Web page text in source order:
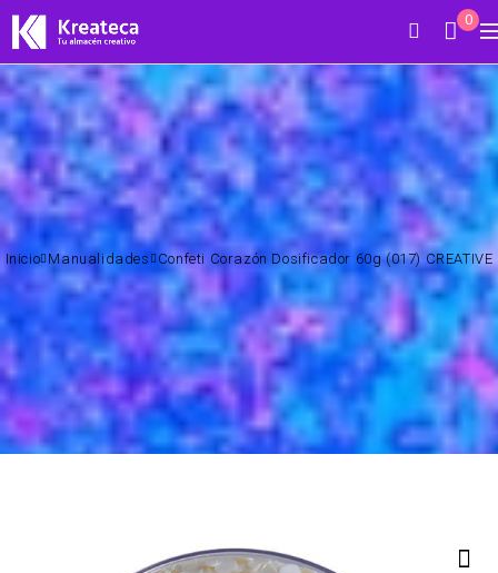
0
Inicio Manualidades Confeti Corazón Dosificador 60g (017) CREATIVE